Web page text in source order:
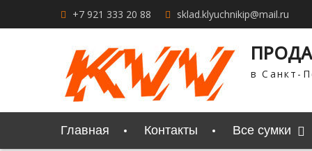
+7 921 333 20 88 sklad.klyuchnikip@mail.ru
в Санкт-
Главная Контакты Все сумки